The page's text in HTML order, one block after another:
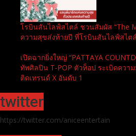
โรบินสันไลฟ์สไตล์ ชวนสัมผัส “The
ความสุขส่งท้ายปี ที่โรบินสันไลฟ์สไต
เปิดฉากยิ่งใหญ่ “PATTAYA
ทัพศิลปิน T-POP ตัวท็อป ระเบิดคว
ติดเทรนด์ X อันดับ 1
twitter
https://twitter.com/aniceentertain